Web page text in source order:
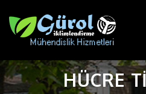
HÜCRE